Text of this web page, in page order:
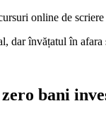
online de
dar învățatul în
bani